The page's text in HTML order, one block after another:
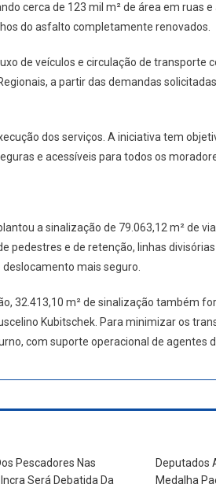
cerca de 123 mil m² de área em ruas
do asfalto completamente renovados.
de veículos e circulação de transporte
a partir das demandas
dos serviços. A iniciativa tem
e acessíveis para todos os
a sinalização de 79.063,12 m² de
pedestres e de retenção, linhas
mais seguro.
32.413,10 m² de sinalização também
Kubitschek. Para minimizar os
com suporte operacional de agentes
Pescadores Nas
Será Debatida Da
Deputados
Medalha